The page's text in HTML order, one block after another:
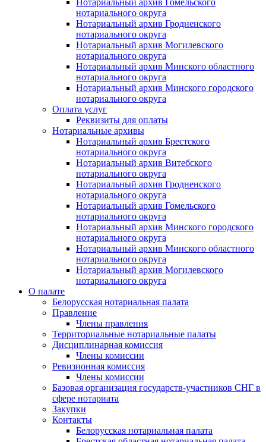
Нотариальный архив Гомельского
нотариального округа
Нотариальный архив Гродненского
нотариального округа
Нотариальный архив Могилевского
нотариального округа
Нотариальный архив Минского областного
нотариального округа
Нотариальный архив Минского городского
нотариального округа
Оплата услуг
Реквизиты для оплаты
Нотариальные архивы
Нотариальный архив Брестского
нотариального округа
Нотариальный архив Витебского
нотариального округа
Нотариальный архив Гродненского
нотариального округа
Нотариальный архив Гомельского
нотариального округа
Нотариальный архив Минского городского
нотариального округа
Нотариальный архив Минского областного
нотариального округа
Нотариальный архив Могилевского
нотариального округа
О палате
Белорусская нотариальная палата
Правление
Члены правления
Территориальные нотариальные палаты
Дисциплинарная комиссия
Члены комиссии
Ревизионная комиссия
Члены комиссии
Базовая организация государств-участников СНГ в
сфере нотариата
Закупки
Контакты
Белорусская нотариальная палата